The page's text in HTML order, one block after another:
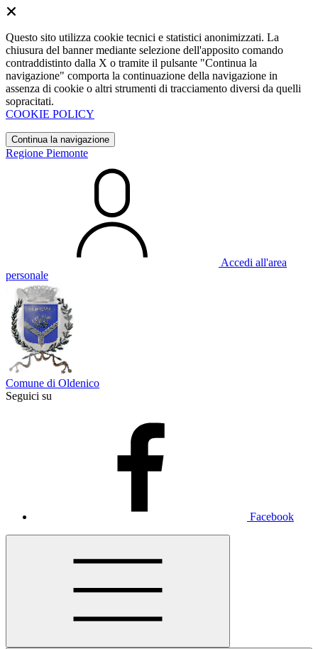
Questo sito utilizza cookie tecnici e statistici anonimizzati. La
chiusura del banner mediante selezione dell'apposito comando
contraddistinto dalla X o tramite il pulsante "Continua la
navigazione" comporta la continuazione della navigazione in
assenza di cookie o altri strumenti di tracciamento diversi da quelli
sopracitati.
COOKIE POLICY
Continua la navigazione
Regione Piemonte
Accedi all'area
personale
Comune di Oldenico
Seguici su
Facebook